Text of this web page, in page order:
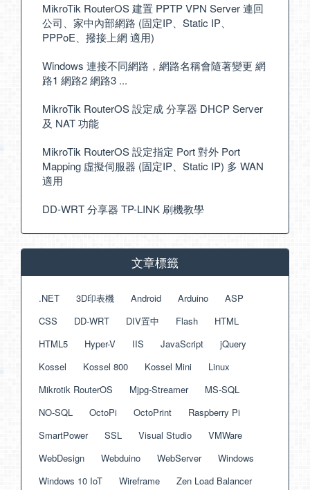
MikroTik RouterOS 建置 PPTP VPN Server 連回
公司、家中內部網路 (固定IP、Static IP、
PPPoE、撥接上網 適用)
Windows 連接不同網路，網路名稱會隨著變更 網
路1 網路2 網路3 ...
MikroTik RouterOS 設定成 分享器 DHCP Server
及 NAT 功能
MikroTik RouterOS 設定指定 Port 對外 Port
Mapping 虛擬伺服器 (固定IP、Static IP) 多 WAN
適用
DD-WRT 分享器 TP-LINK 刷機教學
文章標籤
.NET 3D印表機 Android Arduino
ASP
CSS
DD-WRT DIV置中 Flash
HTML
HTML5
Hyper-V IIS JavaScript
jQuery
Kossel
Kossel 800 Kossel Mini
Linux
Mikrotik RouterOS
Mjpg-Streamer
MS-SQL
NO-SQL
OctoPi OctoPrint
Raspberry Pi
SmartPower
SSL Visual Studio
VMWare
WebDesign
Webduino WebServer
Windows
Windows 10 IoT
Wireframe Zen Load Balancer